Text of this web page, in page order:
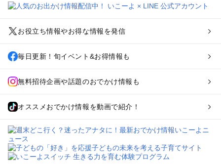
お役立ち情報やお得な情報を発信
毎日更新！旬イベント&お得情報も
無料招待企画や話題のおでかけ情報も
オススメおでかけ情報を動画で紹介！